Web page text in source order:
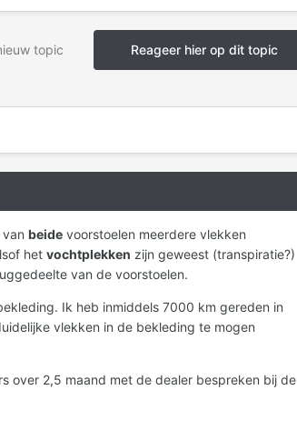
Reageer hier op dit topic
topic
beidevoorstoelen meerdere vlekken
het vochtplekken zijn geweest (transpiratie?)
van de voorstoelen.
Ik heb inmiddels 7000 km gereden in
vlekken in de bekleding te mogen
over 2,5 maand met de dealer bespreken bij de